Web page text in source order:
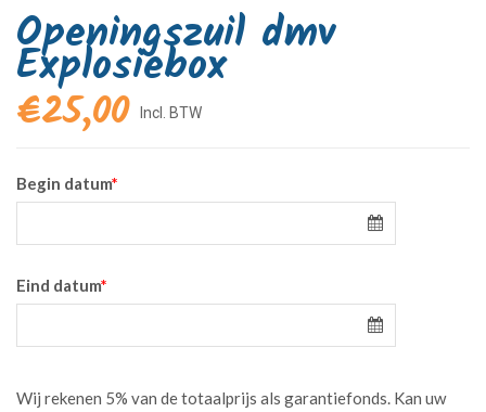
Openingszuil dmv
Explosiebox
€25,00
Begin datum*
Eind datum*
Wij rekenen 5% van de totaalprijs als garantiefonds. Kan uw